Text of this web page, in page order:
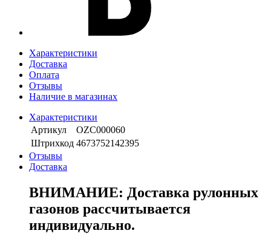
Характеристики
Доставка
Оплата
Отзывы
Наличие в магазинах
Характеристики
Артикул
OZС000060
Штрихкод 4673752142395
Отзывы
Доставка
ВНИМАНИЕ: Доставка рулонных
газонов рассчитывается
индивидуально.